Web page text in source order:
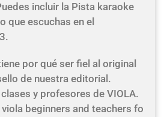
incluir la Pista karaoke
que escuchas en el
por qué ser fiel al original
de nuestra editorial.
y profesores de VIOLA.
beginners and teachers fo